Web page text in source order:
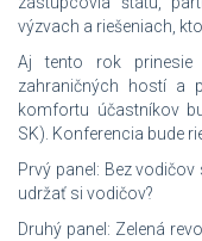
výzvach a riešeniach,
Aj tento rok prinesie
zahraničných hostí a
komfortu účastníkov
SK). Konferencia bude
Prvý panel: Bez
udržať si vodičov?
Druhý panel: Zelená